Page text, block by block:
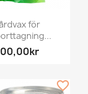
för
favorite_border